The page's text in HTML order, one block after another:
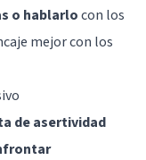
o hablarlocon los
mejor con los
de asertividad